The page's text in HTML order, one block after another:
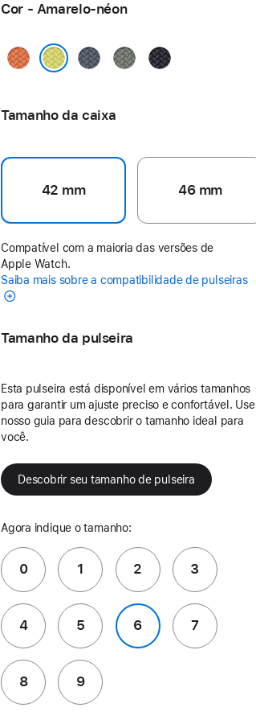
Cor - Amarelo-néon
Cúrcuma
Azul-
Cinza-Meia-
Tamanho da caixa
42 mm 46 mm
Compatível com a maioria das versões de
Apple Watch.
Saiba mais sobre a compatibilidade de pulseiras
Tamanho da pulseira
Esta pulseira está disponível em vários tamanhos
para garantir um ajuste preciso e confortável. Use
nosso guia para descobrir o tamanho ideal para
você.
Descobrir seu tamanho de pulseira
Agora indique o tamanho:
0 1 2 3
4 5 6 7
8 9